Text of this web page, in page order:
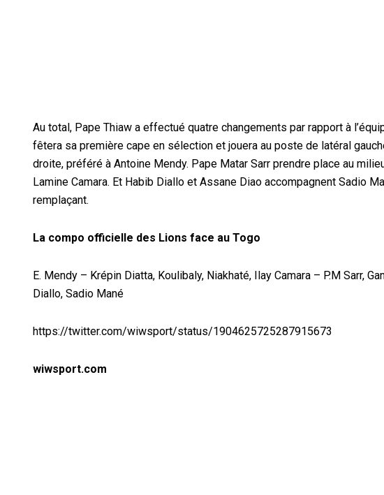
Au total, Pape Thiaw a effectué quatre changements par rapport à
fêtera sa première cape en sélection et jouera au poste de latéral
droite, préféré à Antoine Mendy. Pape Matar Sarr prendre place au
Lamine Camara. Et Habib Diallo et Assane Diao accompagnent Sadio
remplaçant.
La compo officielle des Lions face au Togo
E. Mendy – Krépin Diatta, Koulibaly, Niakhaté, Ilay Camara – P.M Sarr,
Diallo, Sadio Mané
https://twitter.com/wiwsport/status/1904625725287915673
wiwsport.com